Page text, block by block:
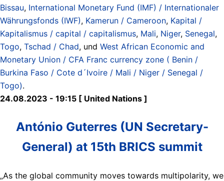
Bissau, International Monetary Fund (IMF) / Internationaler
Währungsfonds (IWF), Kamerun / Cameroon, Kapital /
Kapitalismus / capital / capitalismus, Mali, Niger, Senegal,
Togo, Tschad / Chad, und West African Economic and
Monetary Union / CFA Franc currency zone ( Benin /
Burkina Faso / Cote d´Ivoire / Mali / Niger / Senegal /
Togo).
24.08.2023 - 19:15 [ United Nations ]
António Guterres (UN Secretary-
General) at 15th BRICS summit
„As the global community moves towards multipolarity, we